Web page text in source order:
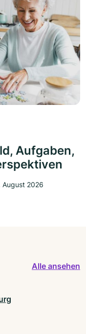
Aufgaben,
August 2026
Alle ansehen